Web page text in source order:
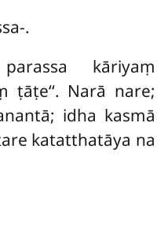
.
parassa kāriyaṃ
ṭāṭe‘‘. Narā nare;
idha kasmā
katatthatāya na